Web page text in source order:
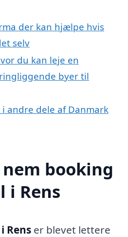
der kan hjælpe hvis
selv
du kan leje en
byer til
andre dele af Danmark
booking
Rens
Rens er blevet lettere